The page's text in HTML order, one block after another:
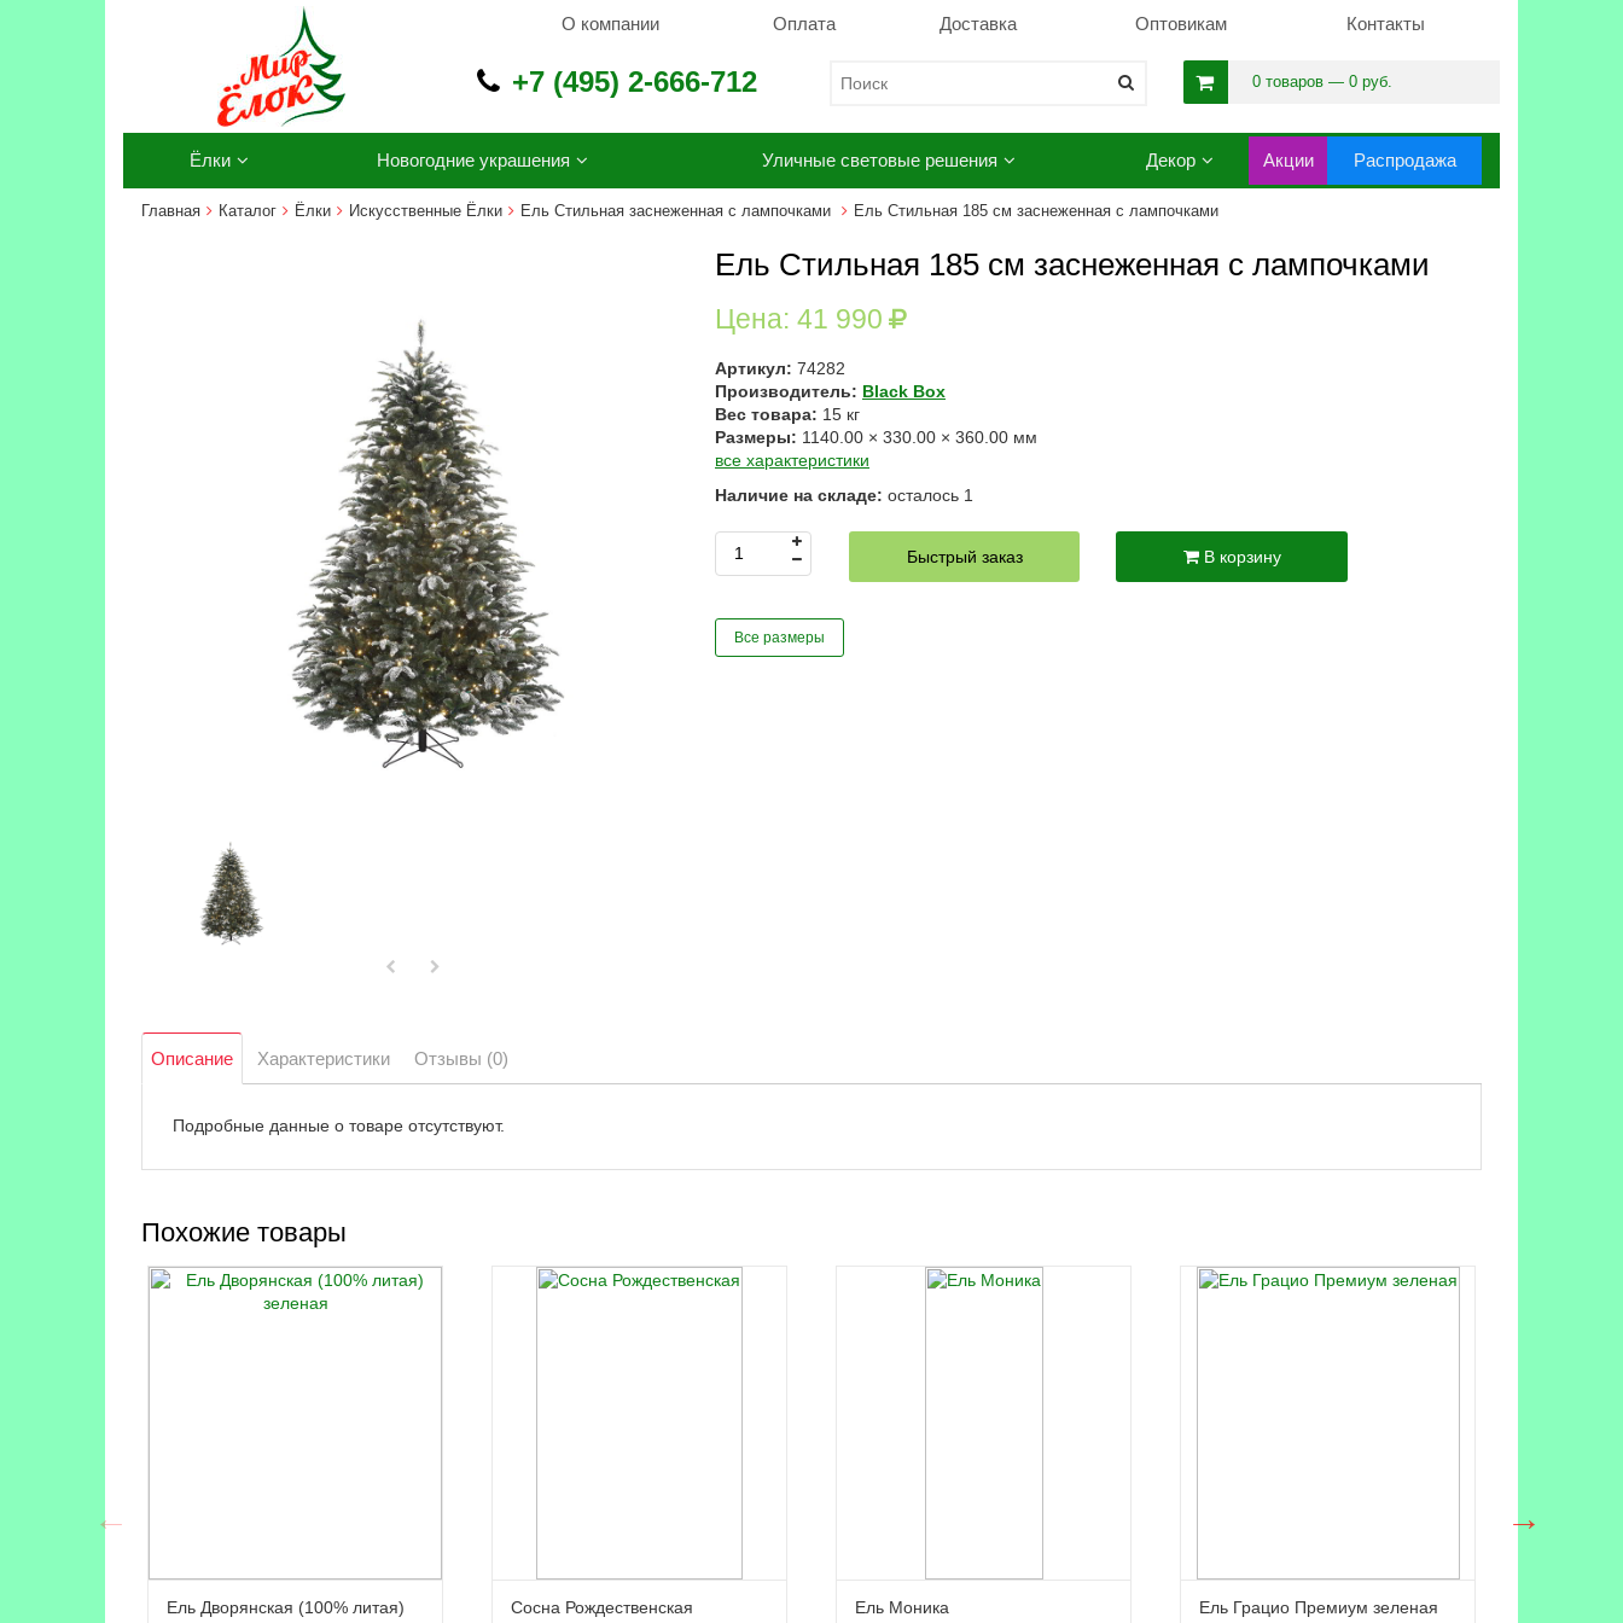
О компании Оплата Доставка Оптовикам Контакты
+7 (495) 2-666-712 0 товаров — 0 руб.
Ёлки Новогодние украшения Уличные световые решения Декор Акции Распродажа
Главная Каталог Ёлки Искусственные Ёлки Ель Стильная заснеженная с лампочками Ель Стильная 185 см заснеженная с лампочками
Ель Стильная 185 см заснеженная с лампочками
Цена: 41 990
Артикул: 74282
Производитель: Black Box
Вес товара: 15 кг
Размеры: 1140.00 × 330.00 × 360.00 мм
все характеристики
Наличие на складе: осталось 1
Быстрый заказ В корзину
Все размеры
Описание Характеристики Отзывы (0)
Подробные данные о товаре отсутствуют.
Похожие товары
Ель Дворянская (100% литая)
Сосна Рождественская Ель Моника Ель Грацио Премиум зеленая